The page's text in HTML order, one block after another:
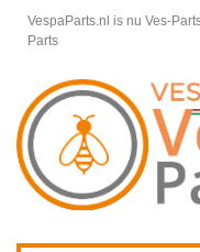
VespaParts.nl is nu Ves-
Parts